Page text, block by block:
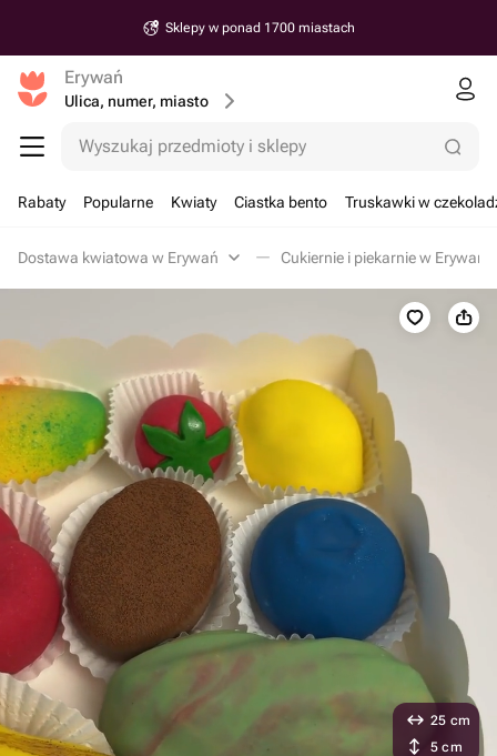
Sklepy w ponad 1700 miastach
Erywań
Ulica, numer, miasto
Wyszukaj przedmioty i sklepy
Rabaty Popularne Kwiaty Ciastka bento Truskawki w
Dostawa kwiatowa w Erywań Cukiernie i piekarnie w Erywań
25 cm
5 cm